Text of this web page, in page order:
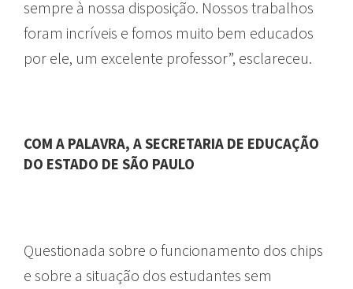
sempre à nossa disposição. Nossos trabalhos
foram incríveis e fomos muito bem educados
por ele, um excelente professor”, esclareceu.
COM A PALAVRA, A SECRETARIA DE EDUCAÇÃO
DO ESTADO DE SÃO PAULO
Questionada sobre o funcionamento dos chips
e sobre a situação dos estudantes sem